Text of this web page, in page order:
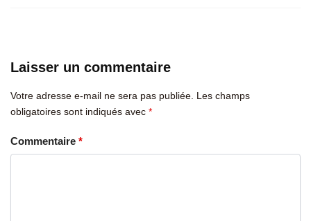
Laisser un commentaire
Votre adresse e-mail ne sera pas publiée. Les champs
obligatoires sont indiqués avec *
Commentaire *